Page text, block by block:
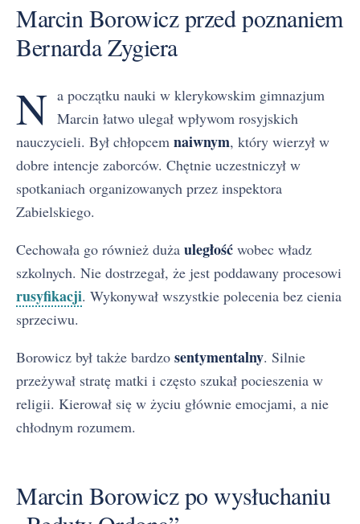
Marcin Borowicz przed poznaniem
Bernarda Zygiera
N a początku nauki w klerykowskim gimnazjum
Marcin łatwo ulegał wpływom rosyjskich
nauczycieli. Był chłopcem naiwnym, który wierzył w
dobre intencje zaborców. Chętnie uczestniczył w
spotkaniach organizowanych przez inspektora
Zabielskiego.
Cechowała go również duża uległość wobec władz
szkolnych. Nie dostrzegał, że jest poddawany procesowi
rusyfikacji. Wykonywał wszystkie polecenia bez cienia
sprzeciwu.
Borowicz był także bardzo sentymentalny. Silnie
przeżywał stratę matki i często szukał pocieszenia w
religii. Kierował się w życiu głównie emocjami, a nie
chłodnym rozumem.
Marcin Borowicz po wysłuchaniu